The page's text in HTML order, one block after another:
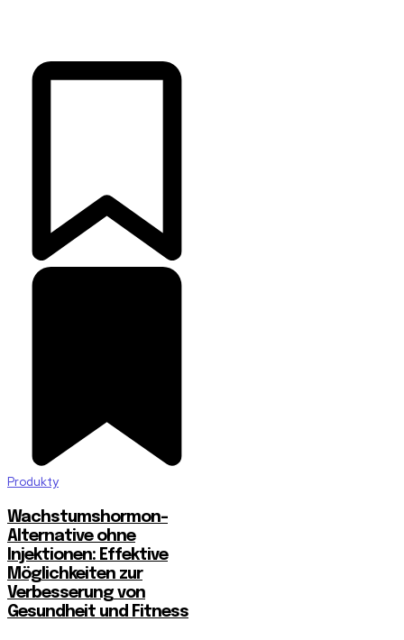
Produkty
Wachstumshormon-
Alternative ohne
Injektionen: Effektive
Möglichkeiten zur
Verbesserung von
Gesundheit und Fitness